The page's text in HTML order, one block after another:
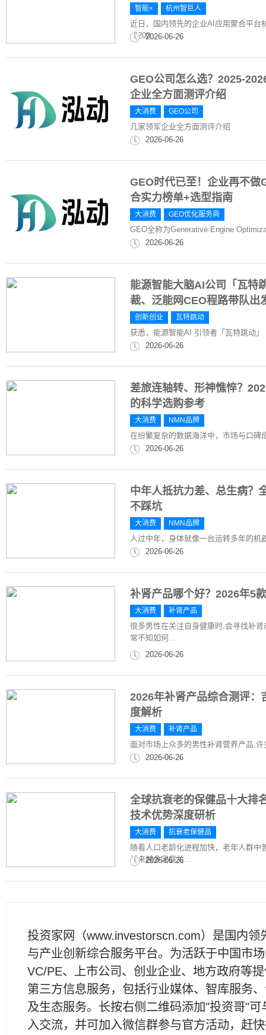
智能+ 杭州智巨人
近日，国内领先的企业AI应用聚合平台
成200...2026-06-26
GEO公司怎么选？2025-
企业全方面测评介绍
大消费 GEO公司
几家领军企业全方面测评介绍
2026-06-26
GEO时代已至！企业再不做
合实力榜单+选型指南
大消费 GEO优化服务商
GEO全称为Generative Engine
2026-06-26
能源智能大脑AI公司「瓦特
裁、泛能网CEO程路带队出
创新创业 瓦特跳动
获悉，能源智能AI 引领者「瓦特跳动
2026-06-26
差旅连轴转、形神憔悴？
的科学选购参考
大消费 NMN品牌
在纷繁复杂的数据海洋中，市场与口碑
2026-06-26
中年人抵抗力差、总生病？
不踩坑
大消费 NMN品牌
人过中年，身体就像一台运转多年的机
2026-06-26
补肾产品哪个好？2026年5
大消费 补肾产品
很多男性在关注自身健康时,会寻找补
常不知如何...
2026-06-26
2026年补肾产品综合测评：
度解析
大消费 补肾产品
面对市场上众多的男性补肾营养产品,
2026-06-26
全球抗衰老的保健品十大排
技术优势深度研析
大消费 抗衰老保健品
随着人口老龄化进程加快，老年人群
越来越多家庭关...
2026-06-26
投资家网（www.investorscn.com）是国内领
与产业创新综合服务平台。为活跃于中国市
VC/PE、上市公司、创业企业、地方政府等
第三方信息服务，包括行业媒体、智库服务
及生态服务。长按右侧二维码添加"投资哥"可
入交流，并可加入微信群参与官方活动，赶